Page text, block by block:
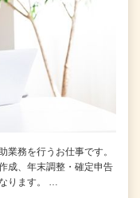
業務を行うお仕事です。
成、年末調整・確定申告
ります。 …